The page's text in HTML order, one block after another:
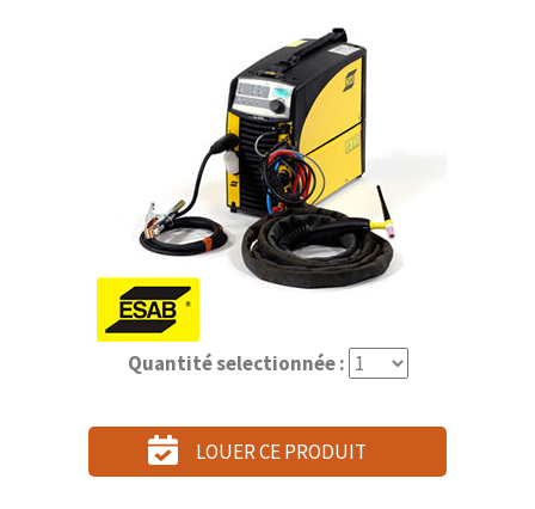
Quantité selectionnée :
LOUER CE PRODUIT